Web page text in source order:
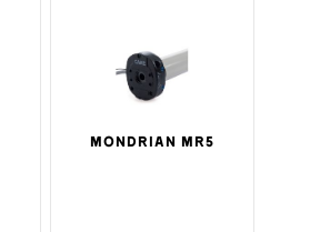
MONDRIAN MR5